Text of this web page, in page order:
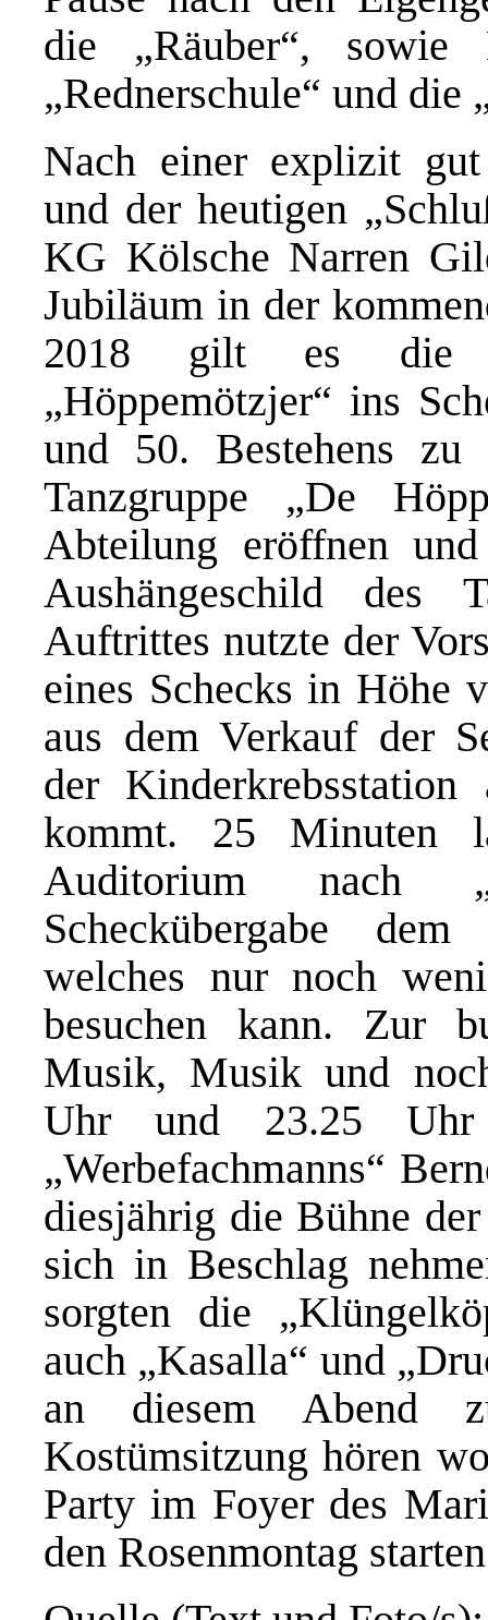
die „Räuber“,
„Rednerschule“ und die
Nach einer explizit gut
und der heutigen
KG Kölsche Narren
Jubiläum in der
2018 gilt es die
„Höppemötzjer“ ins
und 50. Bestehens
Tanzgruppe „De
Abteilung eröffnen
Aushängeschild des
Auftrittes nutzte der
eines Schecks in Höhe
aus dem Verkauf der
der
kommt. 25 Minuten
Auditorium nach
Scheckübergabe
welches nur noch
besuchen kann. Zur
Musik, Musik und
Uhr und 23.25
„Werbefachmanns“
diesjährig die Bühne
sich in Beschlag
sorgten die
auch „Kasalla“ und
an diesem Abend
Kostümsitzung hören
Party im Foyer des
den Rosenmontag